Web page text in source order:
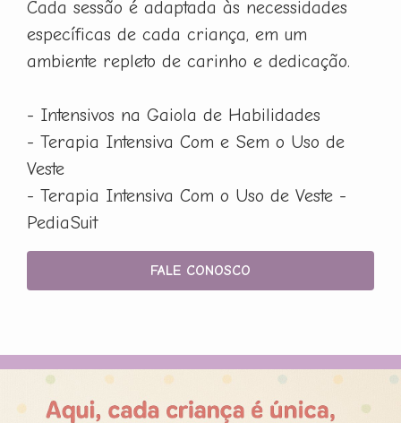
Cada sessão é adaptada às necessidades
específicas de cada criança, em um
ambiente repleto de carinho e dedicação.
- Intensivos na Gaiola de Habilidades
- Terapia Intensiva Com e Sem o Uso de
Veste
- Terapia Intensiva Com o Uso de Veste -
PediaSuit
FALE CONOSCO